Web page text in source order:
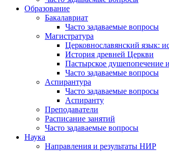
Образование
Бакалавриат
Часто задаваемые вопросы
Магистратура
Церковнославянский язык:
История древней Церкви
Пастырское душепопечение
Часто задаваемые вопросы
Аспирантура
Часто задаваемые вопросы
Аспиранту
Преподаватели
Расписание занятий
Часто задаваемые вопросы
Наука
Направления и результаты НИР